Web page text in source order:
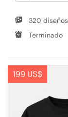
320 diseños
Terminado
199 US$